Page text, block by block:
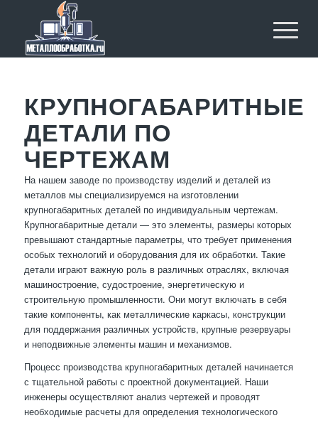
КРУПНОГАБАРИТНЫЕ
ДЕТАЛИ ПО
ЧЕРТЕЖАМ
На нашем заводе по производству изделий и деталей из
металлов мы специализируемся на изготовлении
крупногабаритных деталей по индивидуальным чертежам.
Крупногабаритные детали — это элементы, размеры которых
превышают стандартные параметры, что требует применения
особых технологий и оборудования для их обработки. Такие
детали играют важную роль в различных отраслях, включая
машиностроение, судостроение, энергетическую и
строительную промышленности. Они могут включать в себя
такие компоненты, как металлические каркасы, конструкции
для поддержания различных устройств, крупные резервуары
и неподвижные элементы машин и механизмов.
Процесс производства крупногабаритных деталей начинается
с тщательной работы с проектной документацией. Наши
инженеры осуществляют анализ чертежей и проводят
необходимые расчеты для определения технологического